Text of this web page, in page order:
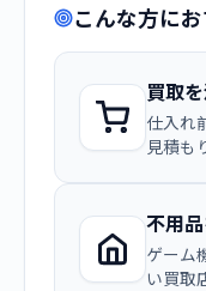
こんな方に
買取
仕入れ
見積も
不用
ゲーム
い買取